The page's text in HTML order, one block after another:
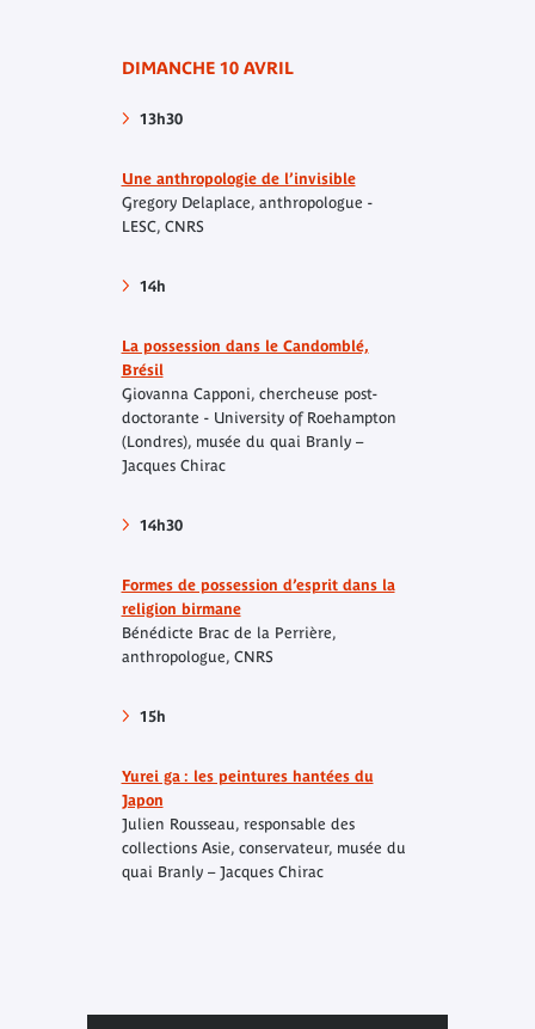
DIMANCHE 10 AVRIL
13h30
Une anthropologie de l’invisible
Gregory Delaplace, anthropologue -
LESC, CNRS
14h
La possession dans le Candomblé,
Brésil
Giovanna Capponi, chercheuse post-
doctorante - University of Roehampton
(Londres), musée du quai Branly –
Jacques Chirac
14h30
Formes de possession d’esprit dans la
religion birmane
Bénédicte Brac de la Perrière,
anthropologue, CNRS
15h
Yurei ga : les peintures hantées du
Japon
Julien Rousseau, responsable des
collections Asie, conservateur, musée du
quai Branly – Jacques Chirac